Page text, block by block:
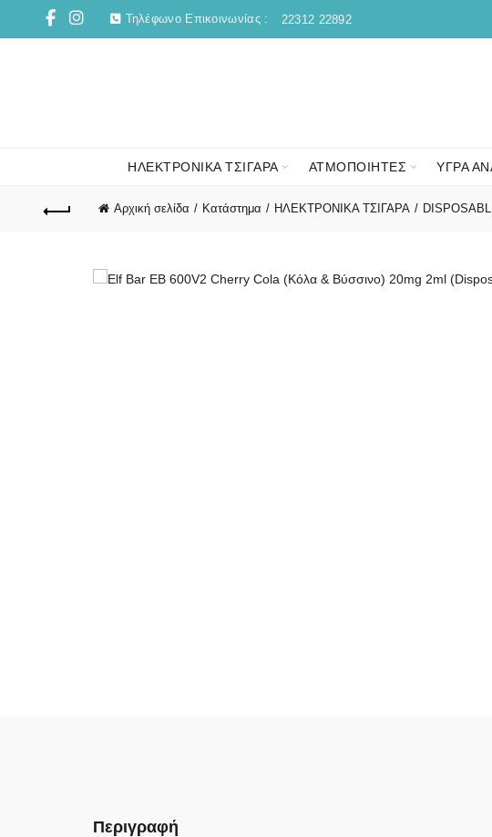
Τηλέφωνο Επικοινωνίας : 22312 22892
ΗΛΕΚΤΡΟΝΙΚΑ ΤΣΙΓΑΡΑ ΑΤΜΟΠΟΙΗΤΕΣ ΥΓΡΑ
Αρχική σελίδα Κατάστημα ΗΛΕΚΤΡΟΝΙΚΑ ΤΣΙΓΑΡΑ
Περιγραφή